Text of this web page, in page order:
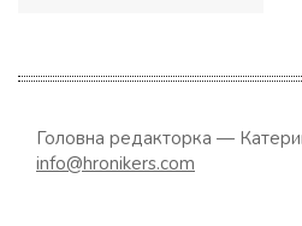
Головна редакторка —
info@hronikers.com